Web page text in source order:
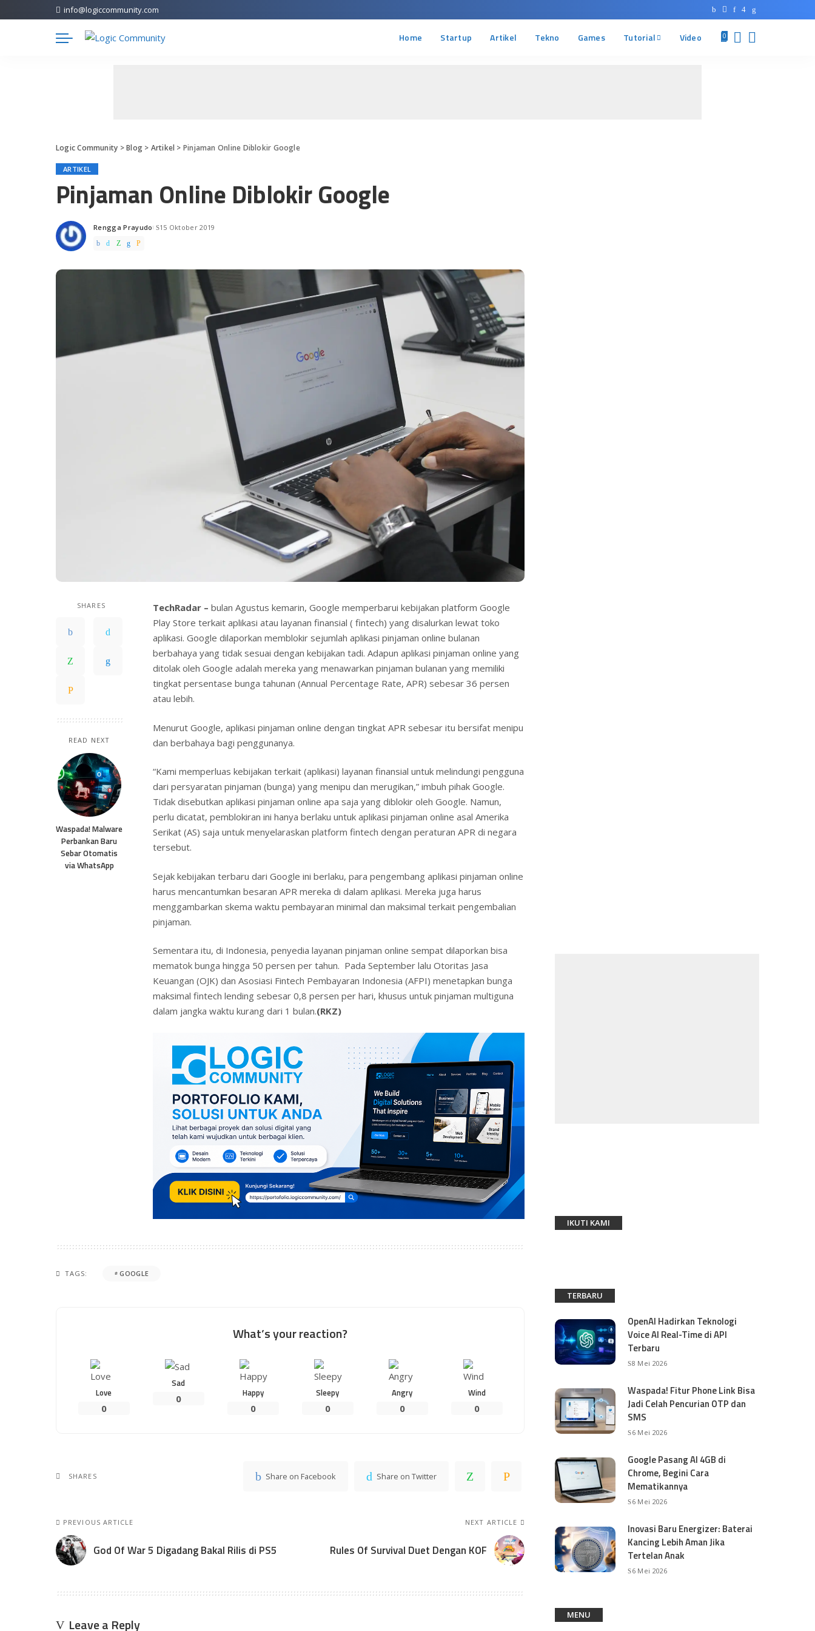
info@logiccommunity.com
Home Startup Artikel Tekno Games Tutorial Video 0
Logic Community >Blog> Artikel > Pinjaman Online Diblokir Google
ARTIKEL
Pinjaman Online Diblokir Google
Posted
by
Rengga Prayudo 15 Oktober 2019
SHARES
READ NEXT
Waspada! Malware
Perbankan Baru
Sebar Otomatis
via WhatsApp
TechRadar – bulan Agustus kemarin, Google memperbarui kebijakan platform Google
Play Store terkait aplikasi atau layanan finansial ( fintech) yang disalurkan lewat toko
aplikasi. Google dilaporkan memblokir sejumlah aplikasi pinjaman online bulanan
berbahaya yang tidak sesuai dengan kebijakan tadi. Adapun aplikasi pinjaman online yang
ditolak oleh Google adalah mereka yang menawarkan pinjaman bulanan yang memiliki
tingkat persentase bunga tahunan (Annual Percentage Rate, APR) sebesar 36 persen
atau lebih.
Menurut Google, aplikasi pinjaman online dengan tingkat APR sebesar itu bersifat menipu
dan berbahaya bagi penggunanya.
“Kami memperluas kebijakan terkait (aplikasi) layanan finansial untuk melindungi pengguna
dari persyaratan pinjaman (bunga) yang menipu dan merugikan,” imbuh pihak Google.
Tidak disebutkan aplikasi pinjaman online apa saja yang diblokir oleh Google. Namun,
perlu dicatat, pemblokiran ini hanya berlaku untuk aplikasi pinjaman online asal Amerika
Serikat (AS) saja untuk menyelaraskan platform fintech dengan peraturan APR di negara
tersebut.
Sejak kebijakan terbaru dari Google ini berlaku, para pengembang aplikasi pinjaman online
harus mencantumkan besaran APR mereka di dalam aplikasi. Mereka juga harus
menggambarkan skema waktu pembayaran minimal dan maksimal terkait pengembalian
pinjaman.
Sementara itu, di Indonesia, penyedia layanan pinjaman online sempat dilaporkan bisa
mematok bunga hingga 50 persen per tahun. Pada September lalu Otoritas Jasa
Keuangan (OJK) dan Asosiasi Fintech Pembayaran Indonesia (AFPI) menetapkan bunga
maksimal fintech lending sebesar 0,8 persen per hari, khusus untuk pinjaman multiguna
dalam jangka waktu kurang dari 1 bulan.(RKZ)
TAGS: GOOGLE
What’s your reaction?
Love
0
Sad
0
Happy
0
Sleepy
0
Angry
0
Wind
0
SHARES Share on Facebook Share on Twitter
PREVIOUS ARTICLE
God Of War 5 Digadang Bakal Rilis di PS5
NEXT ARTICLE
Rules Of Survival Duet Dengan KOF
Leave a Reply
IKUTI KAMI
TERBARU
OpenAI Hadirkan Teknologi
Voice AI Real-Time di API
Terbaru
8 Mei 2026
Waspada! Fitur Phone Link Bisa
Jadi Celah Pencurian OTP dan
SMS
6 Mei 2026
Google Pasang AI 4GB di
Chrome, Begini Cara
Mematikannya
6 Mei 2026
Inovasi Baru Energizer: Baterai
Kancing Lebih Aman Jika
Tertelan Anak
6 Mei 2026
MENU